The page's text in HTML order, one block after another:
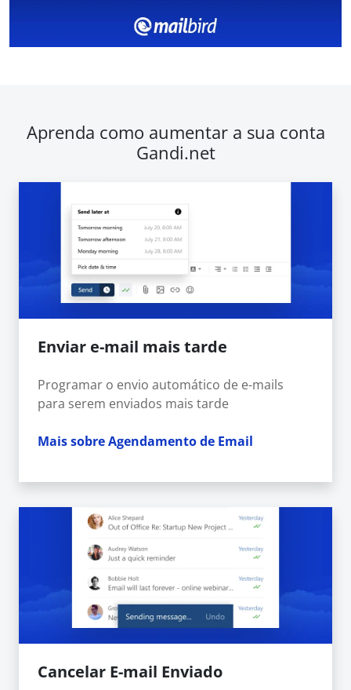
Aprenda como aumentar a sua conta
Gandi.net
Enviar e-mail mais tarde
Programar o envio automático de e-mails
para serem enviados mais tarde
Mais sobre Agendamento de Email
Cancelar E-mail Enviado